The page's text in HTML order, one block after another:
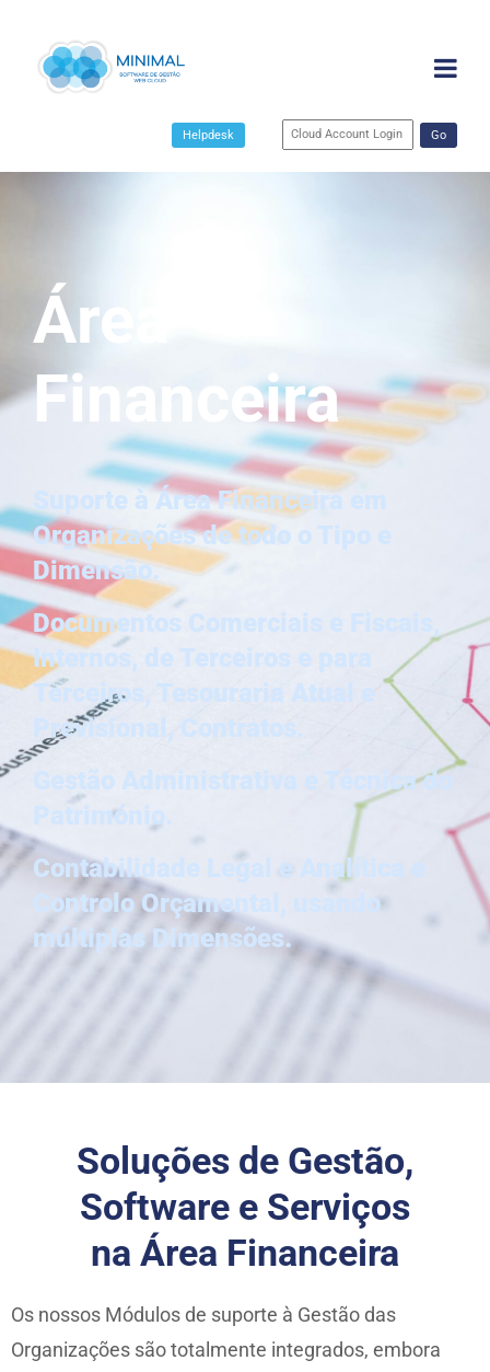
Helpdesk Go
Área
Financeira
Suporte à Área Financeira em
Organizações de todo o Tipo e
Dimensão.
Documentos Comerciais e Fiscais,
Internos, de Terceiros e para
Terceiros, Tesouraria Atual e
Previsional, Contratos.
Gestão Administrativa e Técnica do
Património.
Contabilidade Legal e Analítica e
Controlo Orçamental, usando
múltiplas Dimensões.
Soluções de Gestão,
Software e Serviços
na Área Financeira
Os nossos Módulos de suporte à Gestão das
Organizações são totalmente integrados, embora